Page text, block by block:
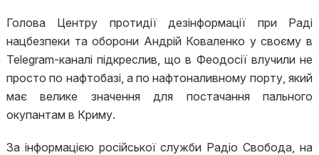
Голова Центру протидії дезінформації при Раді
нацбезпеки та оборони Андрій Коваленко у своєму в
Telegram-каналі підкреслив, що в Феодосії влучили не
просто по нафтобазі, а по нафтоналивному порту, який
має велике значення для постачання пального
окупантам в Криму.
За інформацією російської служби Радіо Свобода, на